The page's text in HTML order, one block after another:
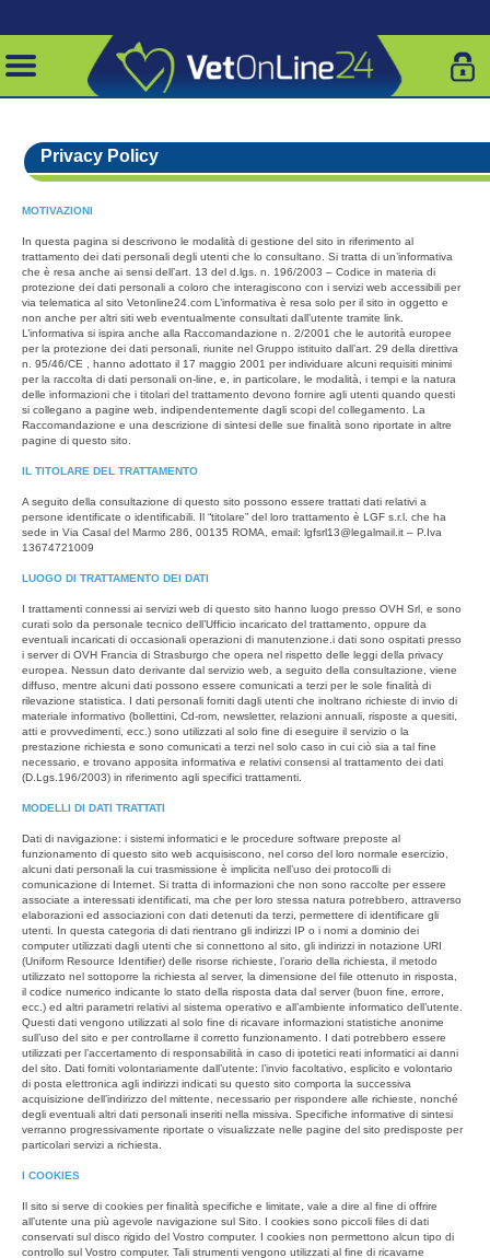
Privacy Policy
MOTIVAZIONI
In questa pagina si descrivono le modalità di gestione del sito in riferimento al
trattamento dei dati personali degli utenti che lo consultano. Si tratta di un’informativa
che è resa anche ai sensi dell’art. 13 del d.lgs. n. 196/2003 – Codice in materia di
protezione dei dati personali a coloro che interagiscono con i servizi web accessibili per
via telematica al sito Vetonline24.com L’informativa è resa solo per il sito in oggetto e
non anche per altri siti web eventualmente consultati dall’utente tramite link.
L’informativa si ispira anche alla Raccomandazione n. 2/2001 che le autorità europee
per la protezione dei dati personali, riunite nel Gruppo istituito dall’art. 29 della direttiva
n. 95/46/CE , hanno adottato il 17 maggio 2001 per individuare alcuni requisiti minimi
per la raccolta di dati personali on-line, e, in particolare, le modalità, i tempi e la natura
delle informazioni che i titolari del trattamento devono fornire agli utenti quando questi
si collegano a pagine web, indipendentemente dagli scopi del collegamento. La
Raccomandazione e una descrizione di sintesi delle sue finalità sono riportate in altre
pagine di questo sito.
IL TITOLARE DEL TRATTAMENTO
A seguito della consultazione di questo sito possono essere trattati dati relativi a
persone identificate o identificabili. Il “titolare” del loro trattamento è LGF s.r.l. che ha
sede in Via Casal del Marmo 286, 00135 ROMA, email: lgfsrl13@legalmail.it – P.Iva
13674721009
LUOGO DI TRATTAMENTO DEI DATI
I trattamenti connessi ai servizi web di questo sito hanno luogo presso OVH Srl, e sono
curati solo da personale tecnico dell’Ufficio incaricato del trattamento, oppure da
eventuali incaricati di occasionali operazioni di manutenzione.i dati sono ospitati presso
i server di OVH Francia di Strasburgo che opera nel rispetto delle leggi della privacy
europea. Nessun dato derivante dal servizio web, a seguito della consultazione, viene
diffuso, mentre alcuni dati possono essere comunicati a terzi per le sole finalità di
rilevazione statistica. I dati personali forniti dagli utenti che inoltrano richieste di invio di
materiale informativo (bollettini, Cd-rom, newsletter, relazioni annuali, risposte a quesiti,
atti e provvedimenti, ecc.) sono utilizzati al solo fine di eseguire il servizio o la
prestazione richiesta e sono comunicati a terzi nel solo caso in cui ciò sia a tal fine
necessario, e trovano apposita informativa e relativi consensi al trattamento dei dati
(D.Lgs.196/2003) in riferimento agli specifici trattamenti.
MODELLI DI DATI TRATTATI
Dati di navigazione: i sistemi informatici e le procedure software preposte al
funzionamento di questo sito web acquisiscono, nel corso del loro normale esercizio,
alcuni dati personali la cui trasmissione è implicita nell’uso dei protocolli di
comunicazione di Internet. Si tratta di informazioni che non sono raccolte per essere
associate a interessati identificati, ma che per loro stessa natura potrebbero, attraverso
elaborazioni ed associazioni con dati detenuti da terzi, permettere di identificare gli
utenti. In questa categoria di dati rientrano gli indirizzi IP o i nomi a dominio dei
computer utilizzati dagli utenti che si connettono al sito, gli indirizzi in notazione URI
(Uniform Resource Identifier) delle risorse richieste, l’orario della richiesta, il metodo
utilizzato nel sottoporre la richiesta al server, la dimensione del file ottenuto in risposta,
il codice numerico indicante lo stato della risposta data dal server (buon fine, errore,
ecc.) ed altri parametri relativi al sistema operativo e all’ambiente informatico dell’utente.
Questi dati vengono utilizzati al solo fine di ricavare informazioni statistiche anonime
sull’uso del sito e per controllarne il corretto funzionamento. I dati potrebbero essere
utilizzati per l’accertamento di responsabilità in caso di ipotetici reati informatici ai danni
del sito. Dati forniti volontariamente dall’utente: l’invio facoltativo, esplicito e volontario
di posta elettronica agli indirizzi indicati su questo sito comporta la successiva
acquisizione dell’indirizzo del mittente, necessario per rispondere alle richieste, nonché
degli eventuali altri dati personali inseriti nella missiva. Specifiche informative di sintesi
verranno progressivamente riportate o visualizzate nelle pagine del sito predisposte per
particolari servizi a richiesta.
I COOKIES
Il sito si serve di cookies per finalità specifiche e limitate, vale a dire al fine di offrire
all’utente una più agevole navigazione sul Sito. I cookies sono piccoli files di dati
conservati sul disco rigido del Vostro computer. I cookies non permettono alcun tipo di
controllo sul Vostro computer. Tali strumenti vengono utilizzati al fine di ricavarne